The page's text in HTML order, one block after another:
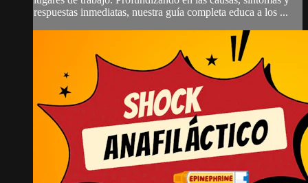
respuestas inmediatas, nuestra guía completa educa a los ...